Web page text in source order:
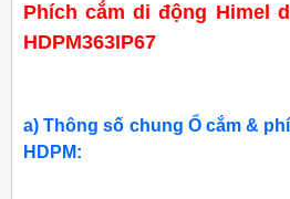
Phích cắm di động Himel
HDPM363IP67
a) Thông số chung Ổ cắm &
HDPM: